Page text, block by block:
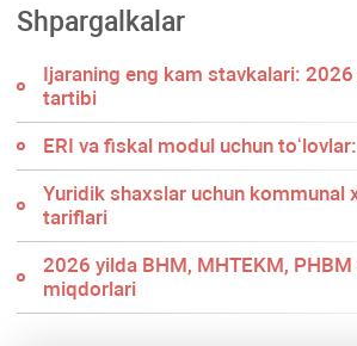
Shpargalkalar
Ijaraning eng kam stavkalari: 2026
tartibi
ERI va fiskal modul uchun
Yuridik shaхslar uchun kommunal
tariflari
2026 yilda BHM, MHTEKM, PHBM
miqdorlari